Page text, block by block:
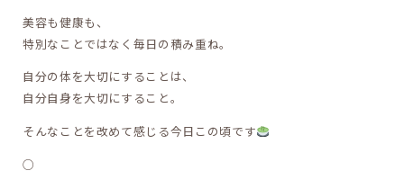
美容も健康も、
特別なことではなく毎日の積み重ね。
自分の体を大切にすることは、
自分自身を大切にすること。
そんなことを改めて感じる今日この頃です
○